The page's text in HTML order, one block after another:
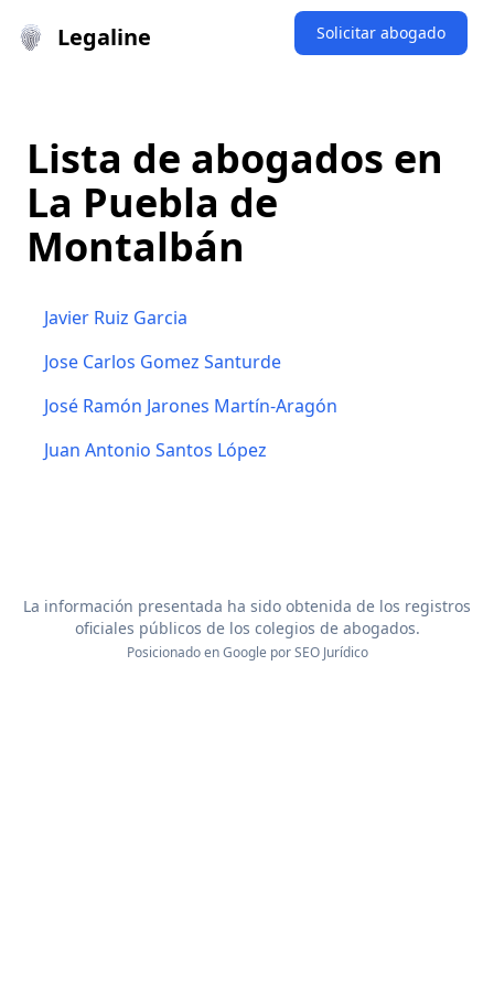
Legaline Solicitar abogado
Lista de abogados en
La Puebla de
Montalbán
Javier Ruiz Garcia
Jose Carlos Gomez Santurde
José Ramón Jarones Martín-Aragón
Juan Antonio Santos López
La información presentada ha sido obtenida de los registros
oficiales públicos de los colegios de abogados.
Posicionado en Google porSEO Jurídico